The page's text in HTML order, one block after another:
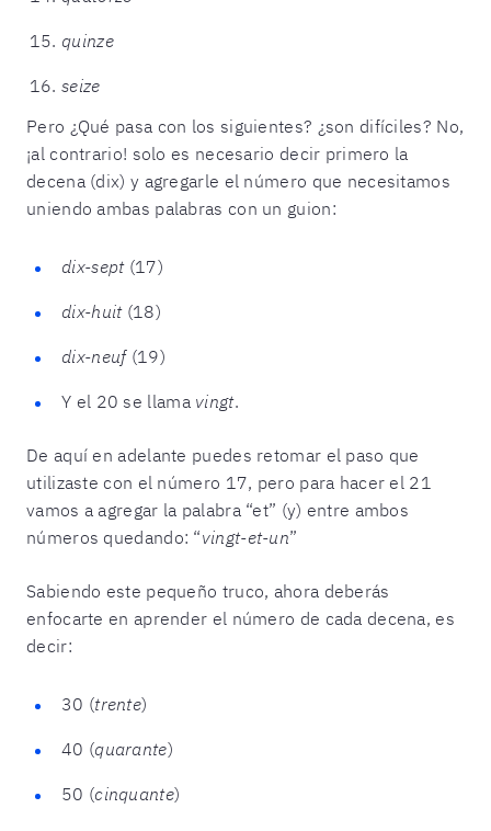
quinze
seize
Pero ¿Qué pasa con los siguientes? ¿son difíciles? No,
¡al contrario! solo es necesario decir primero la
decena (dix) y agregarle el número que necesitamos
uniendo ambas palabras con un guion:
dix-sept(17)
dix-huit(18)
dix-neuf(19)
Y el 20 se llama vingt.
De aquí en adelante puedes retomar el paso que
utilizaste con el número 17, pero para hacer el 21
vamos a agregar la palabra “et” (y) entre ambos
números quedando: “vingt-et-un”
Sabiendo este pequeño truco, ahora deberás
enfocarte en aprender el número de cada decena, es
decir:
30 (trente)
40 (quarante)
50 (cinquante)